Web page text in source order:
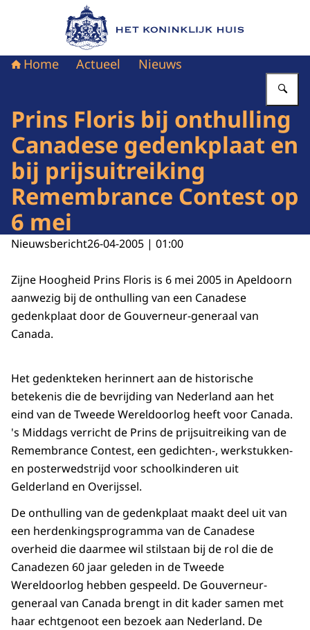
Naar de homepage van Het Koninklijk Huis
Home Actueel Nieuws
Prins Floris bij onthulling
Canadese gedenkplaat en
bij prijsuitreiking
Remembrance Contest op
6 mei
Nieuwsbericht26-04-2005 | 01:00
Zijne Hoogheid Prins Floris is 6 mei 2005 in Apeldoorn
aanwezig bij de onthulling van een Canadese
gedenkplaat door de Gouverneur-generaal van
Canada.
Het gedenkteken herinnert aan de historische
betekenis die de bevrijding van Nederland aan het
eind van de Tweede Wereldoorlog heeft voor Canada.
's Middags verricht de Prins de prijsuitreiking van de
Remembrance Contest, een gedichten-, werkstukken-
en posterwedstrijd voor schoolkinderen uit
Gelderland en Overijssel.
De onthulling van de gedenkplaat maakt deel uit van
een herdenkingsprogramma van de Canadese
overheid die daarmee wil stilstaan bij de rol die de
Canadezen 60 jaar geleden in de Tweede
Wereldoorlog hebben gespeeld. De Gouverneur-
generaal van Canada brengt in dit kader samen met
haar echtgenoot een bezoek aan Nederland. De